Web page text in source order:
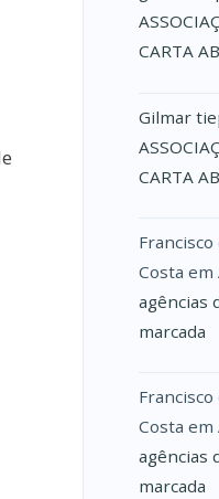
CARTA
Gilmar
CARTA
Francisco
Costa em
agências
marcada
Francisco
Costa em
agências
marcada